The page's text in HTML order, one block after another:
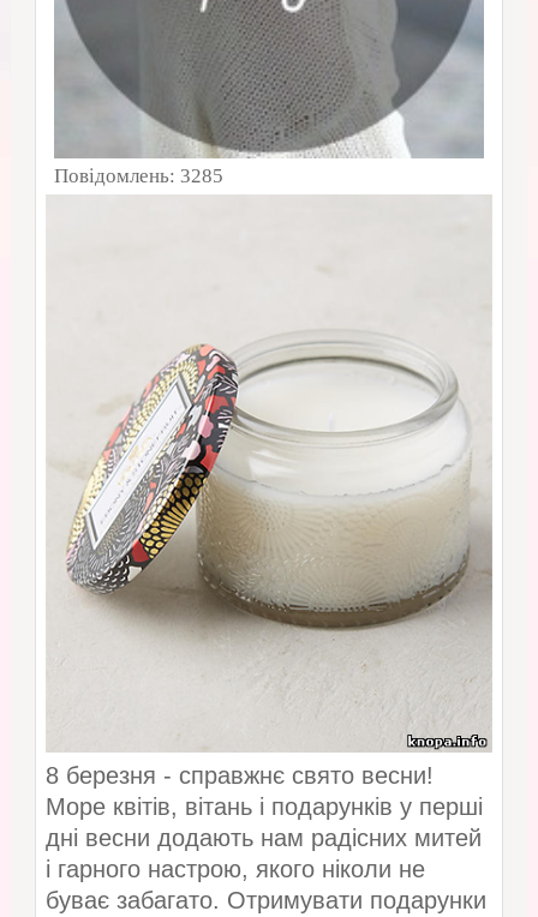
Повідомлень: 3285
8 березня - справжнє свято весни!
Море квітів, вітань і подарунків у перші
дні весни додають нам радісних митей
і гарного настрою, якого ніколи не
буває забагато. Отримувати подарунки